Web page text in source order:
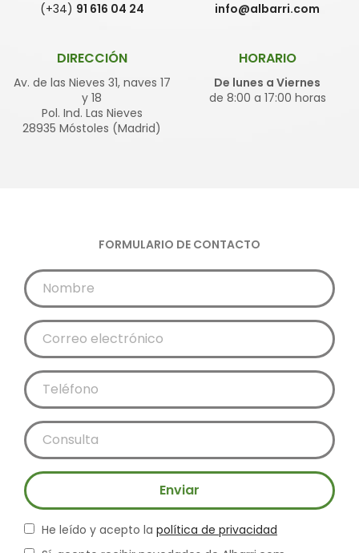
(+34) 91 616 04 24 info@albarri.com
DIRECCIÓN
Av. de las Nieves 31, naves 17
y 18
Pol. Ind. Las Nieves
28935 Móstoles (Madrid)
HORARIO
De lunes a Viernes
de 8:00 a 17:00 horas
FORMULARIO DE CONTACTO
Enviar
He leído y acepto la política de privacidad